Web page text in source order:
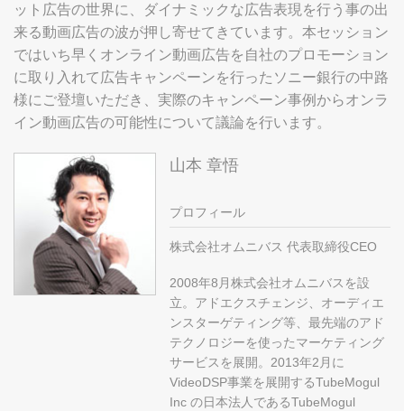
ット広告の世界に、ダイナミックな広告表現を行う事の出
来る動画広告の波が押し寄せてきています。本セッション
ではいち早くオンライン動画広告を自社のプロモーション
に取り入れて広告キャンペーンを行ったソニー銀行の中路
様にご登壇いただき、実際のキャンペーン事例からオンラ
イン動画広告の可能性について議論を行います。
山本 章悟
プロフィール
株式会社オムニバス 代表取締役CEO
2008年8月株式会社オムニバスを設
立。アドエクスチェンジ、オーディエ
ンスターゲティング等、最先端のアド
テクノロジーを使ったマーケティング
サービスを展開。2013年2月に
VideoDSP事業を展開するTubeMogul
Inc の日本法人であるTubeMogul